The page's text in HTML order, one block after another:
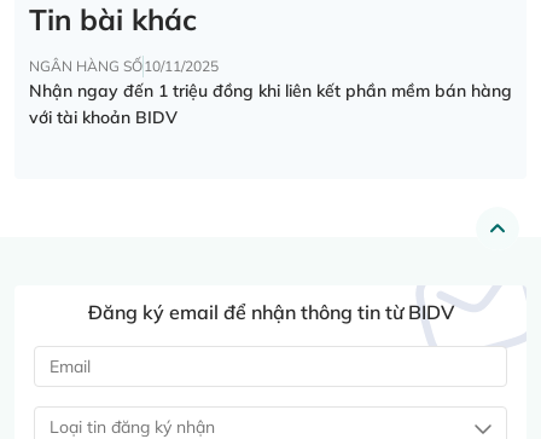
Tin bài khác
NGÂN HÀNG SỐ10/11/2025
Nhận ngay đến 1 triệu đồng khi liên kết phần mềm bán hàng
với tài khoản BIDV
Đăng ký email để nhận thông tin từ BIDV
Loại tin đăng ký nhận